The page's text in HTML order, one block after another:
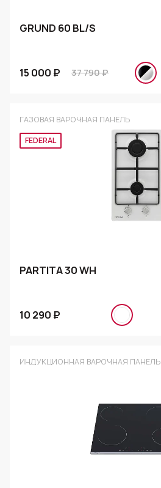
GRUND 60 BL/S
15 000 ₽ 37 790 ₽
ГАЗОВАЯ ВАРОЧНАЯ ПАНЕЛЬ
Эксклюзив
PARTITA 30 WH
10 290 ₽
ИНДУКЦИОННАЯ ВАРОЧНАЯ ПАНЕЛЬ